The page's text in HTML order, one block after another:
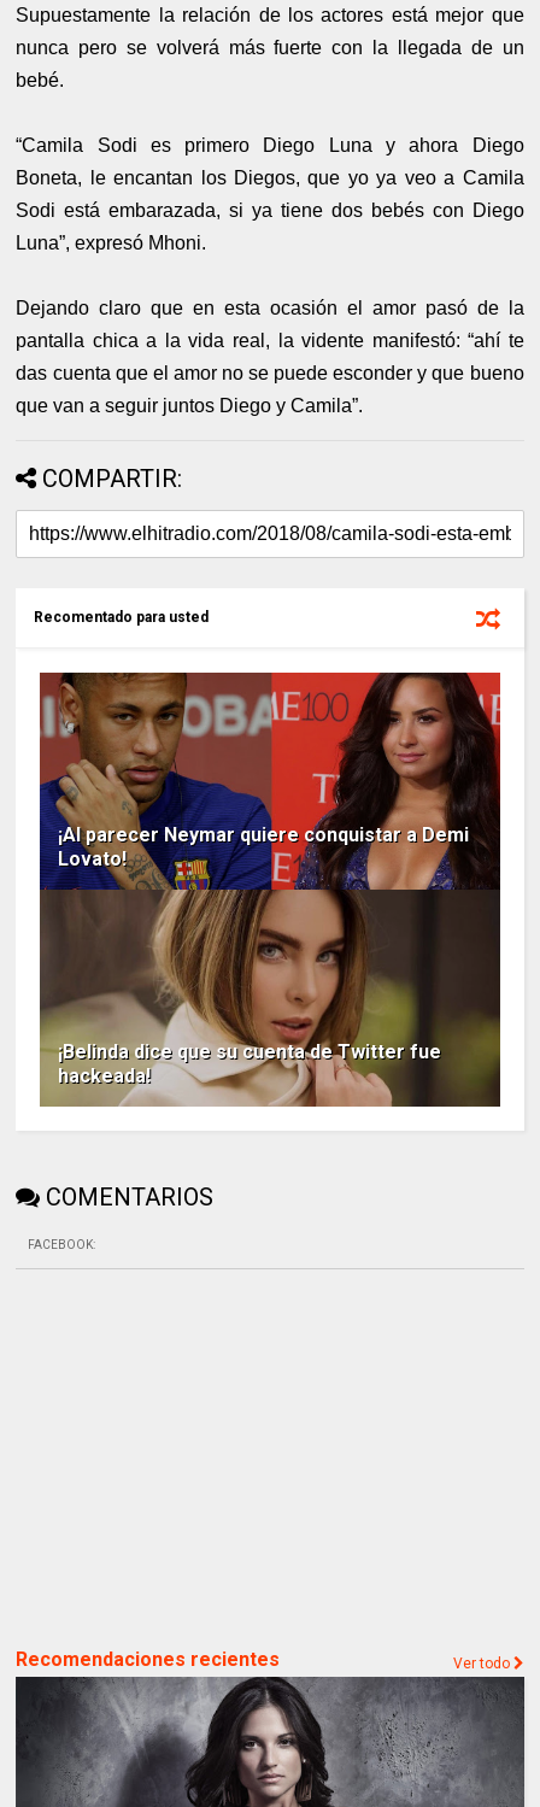
Supuestamente la relación de los actores está mejor que
nunca pero se volverá más fuerte con la llegada de un
bebé.
“Camila Sodi es primero Diego Luna y ahora Diego
Boneta, le encantan los Diegos, que yo ya veo a Camila
Sodi está embarazada, si ya tiene dos bebés con Diego
Luna”, expresó Mhoni.
Dejando claro que en esta ocasión el amor pasó de la
pantalla chica a la vida real, la vidente manifestó: “ahí te
das cuenta que el amor no se puede esconder y que bueno
que van a seguir juntos Diego y Camila”.
COMPARTIR:
Recomentado para usted
¡Al parecer Neymar quiere conquistar a Demi
Lovato!
¡Belinda dice que su cuenta de Twitter fue
hackeada!
COMENTARIOS
FACEBOOK:
Recomendaciones recientes Ver todo